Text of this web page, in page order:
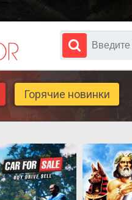
Горячие новинки